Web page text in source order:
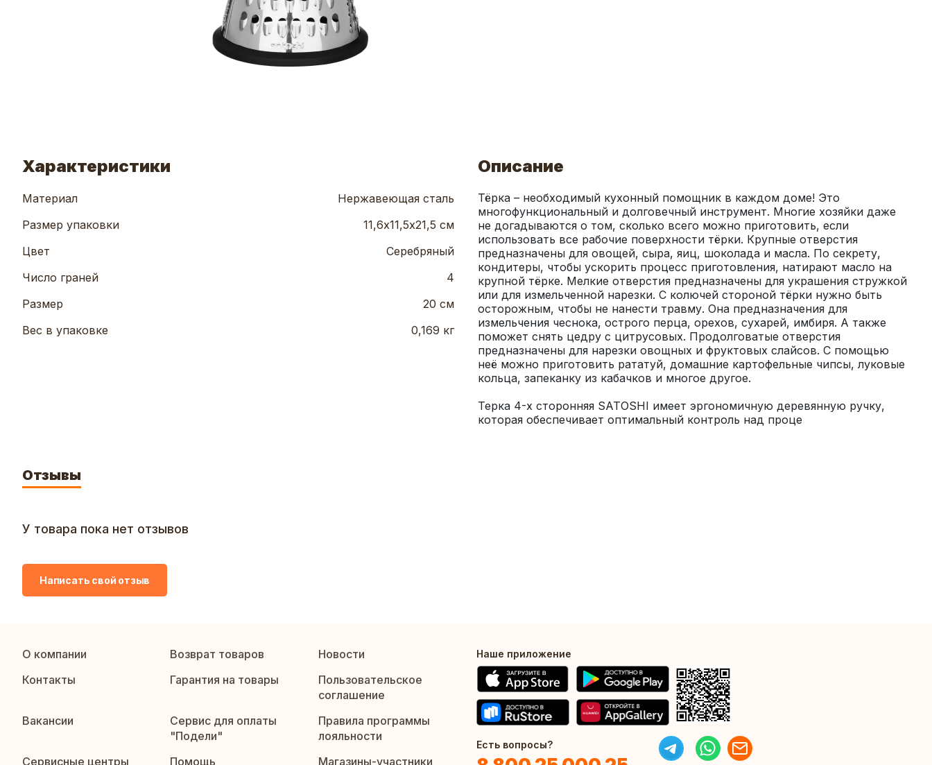
Характеристики
Материал
Нержавеющая сталь
Размер упаковки
11,6х11,5х21,5 см
Цвет
Серебряный
Число граней
4
Размер
20 см
Вес в упаковке
0,169 кг
Описание
Тёрка – необходимый кухонный помощник в каждом доме! Это
многофункциональный и долговечный инструмент. Многие хозяйки даже
не догадываются о том, сколько всего можно приготовить, если
использовать все рабочие поверхности тёрки. Крупные отверстия
предназначены для овощей, сыра, яиц, шоколада и масла. По секрету,
кондитеры, чтобы ускорить процесс приготовления, натирают масло на
крупной тёрке. Мелкие отверстия предназначены для украшения стружкой
или для измельченной нарезки. С колючей стороной тёрки нужно быть
осторожным, чтобы не нанести травму. Она предназначения для
измельчения чеснока, острого перца, орехов, сухарей, имбиря. А также
поможет снять цедру с цитрусовых. Продолговатые отверстия
предназначены для нарезки овощных и фруктовых слайсов. С помощью
неё можно приготовить рататуй, домашние картофельные чипсы, луковые
Терка 4-х сторонняя SATOSHI имеет эргономичную деревянную ручку,
которая обеспечивает оптимальный контроль над проце
Отзывы
У товара пока нет отзывов
Написать свой отзыв
О компании Возврат товаров
Новости
Контакты
Гарантия на товары
Пользовательское
соглашение
Вакансии
Сервис для оплаты
"Подели"
Правила программы
лояльности
Сервисные центры
Помощь Магазины-участники
Наше приложение
Есть вопросы?